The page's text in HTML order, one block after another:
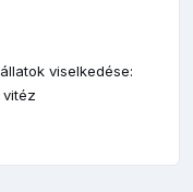
viselkedése:
vitéz